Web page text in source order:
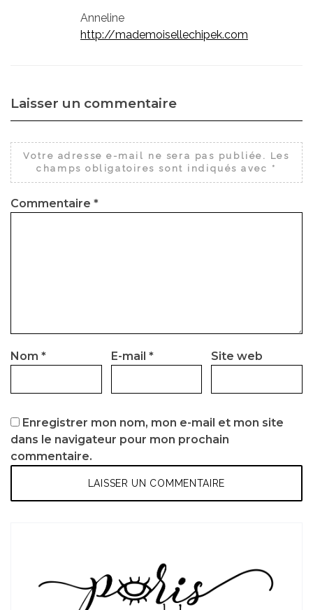
Anneline
http://mademoisellechipek.com
Laisser un commentaire
Votre adresse e-mail ne sera pas publiée.
Les
champs obligatoires sont indiqués avec *
Commentaire *
Nom * E-mail * Site web
Enregistrer mon nom, mon e-mail et mon site
dans le navigateur pour mon prochain
commentaire.